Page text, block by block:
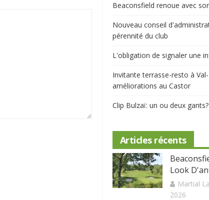
Beaconsfield renoue avec
Nouveau conseil
pérennité du club
L'obligation de signaler une
Invitante terrasse-resto à
améliorations au Castor
Clip Bulzaï: un ou deux gants?
Articles récents
Look
Martial
2026